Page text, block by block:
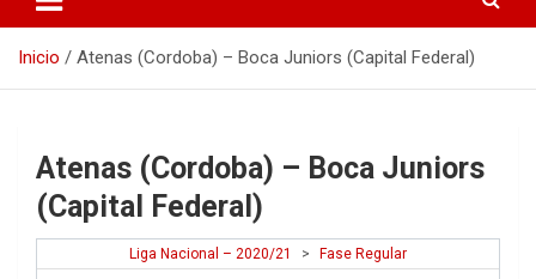
Inicio Atenas (Cordoba) – Boca Juniors (Capital Federal)
Atenas (Cordoba) – Boca Juniors
(Capital Federal)
Liga Nacional – 2020/21 > Fase Regular